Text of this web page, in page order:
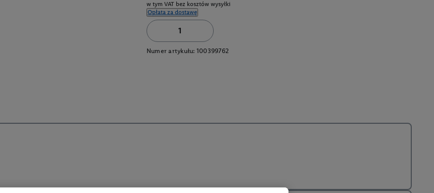
w tym VAT bez kosztów wysyłki
Opłata za dostawę
Numer artykułu: 100399762